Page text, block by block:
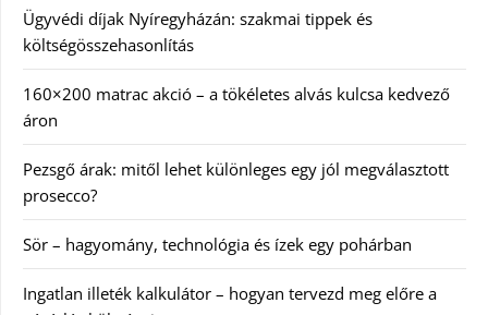
Ügyvédi díjak Nyíregyházán: szakmai tippek és
költségösszehasonlítás
160×200 matrac akció – a tökéletes alvás kulcsa kedvező
áron
Pezsgő árak: mitől lehet különleges egy jól megválasztott
prosecco?
Sör – hagyomány, technológia és ízek egy pohárban
Ingatlan illeték kalkulátor – hogyan tervezd meg előre a